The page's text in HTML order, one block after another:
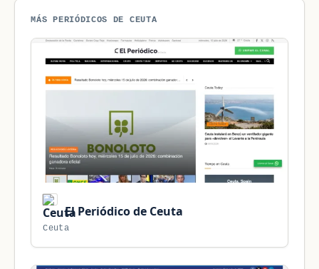
MÁS PERIÓDICOS DE CEUTA
El Periódico de Ceuta
Ceuta